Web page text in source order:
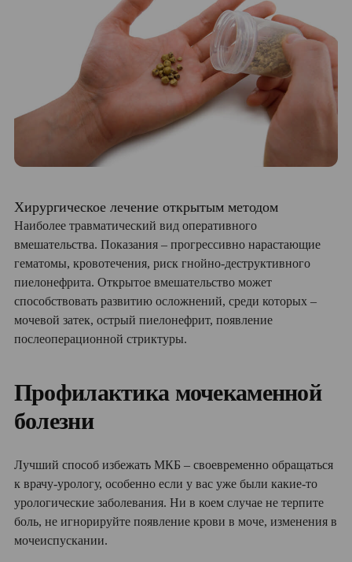
Хирургическое лечение открытым методом
Наиболее травматический вид оперативного
вмешательства. Показания – прогрессивно нарастающие
гематомы, кровотечения, риск гнойно-деструктивного
пиелонефрита. Открытое вмешательство может
способствовать развитию осложнений, среди которых –
мочевой затек, острый пиелонефрит, появление
послеоперационной стриктуры.
Профилактика мочекаменной
болезни
Лучший способ избежать МКБ – своевременно обращаться
к врачу-урологу, особенно если у вас уже были какие-то
урологические заболевания. Ни в коем случае не терпите
боль, не игнорируйте появление крови в моче, изменения в
мочеиспускании.